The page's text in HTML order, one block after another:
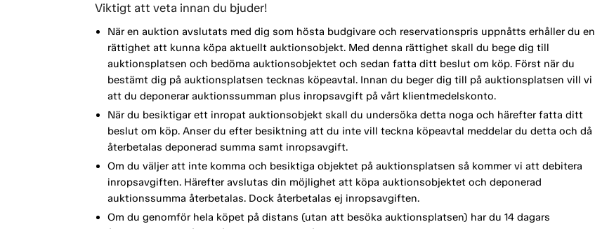
Viktigt att veta innan du bjuder!
När en auktion avslutats med dig som hösta budgivare och reservationspris uppnåtts erhåller du en
rättighet att kunna köpa aktuellt auktionsobjekt. Med denna rättighet skall du bege dig till
auktionsplatsen och bedöma auktionsobjektet och sedan fatta ditt beslut om köp. Först när du
bestämt dig på auktionsplatsen tecknas köpeavtal. Innan du beger dig till på auktionsplatsen vill vi
att du deponerar auktionssumman plus inropsavgift på vårt klientmedelskonto.
När du besiktigar ett inropat auktionsobjekt skall du undersöka detta noga och härefter fatta ditt
beslut om köp. Anser du efter besiktning att du inte vill teckna köpeavtal meddelar du detta och då
återbetalas deponerad summa samt inropsavgift.
Om du väljer att inte komma och besiktiga objektet på auktionsplatsen så kommer vi att debitera
inropsavgiften. Härefter avslutas din möjlighet att köpa auktionsobjektet och deponerad
auktionssumma återbetalas. Dock återbetalas ej inropsavgiften.
Om du genomför hela köpet på distans (utan att besöka auktionsplatsen) har du 14 dagars